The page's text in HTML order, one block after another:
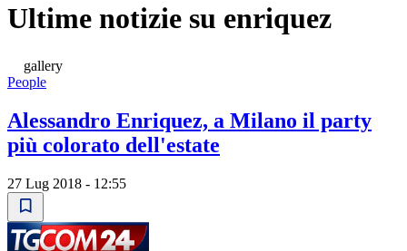
Ultime notizie su enriquez
gallery
People
Alessandro Enriquez, a Milano il party
più colorato dell'estate
27 Lug 2018 - 12:55